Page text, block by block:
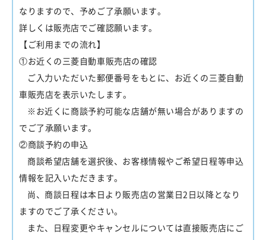
なりますので、予めご了承願います。
詳しくは販売店でご確認願います。
【ご利用までの流れ】
①お近くの三菱自動車販売店の確認
ご入力いただいた郵便番号をもとに、お近くの三菱自動
車販売店を表示いたします。
※お近くに商談予約可能な店舗が無い場合がありますの
でご了承願います。
②商談予約の申込
商談希望店舗を選択後、お客様情報やご希望日程等申込
情報を記入いただきます。
尚、商談日程は本日より販売店の営業日2日以降となり
ますのでご了承ください。
また、日程変更やキャンセルについては直接販売店にご